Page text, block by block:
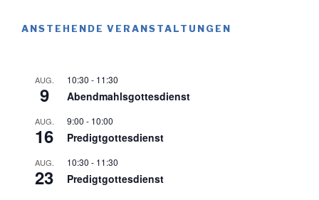
ANSTEHENDE VERANSTALTUNGEN
AUG.
9
10:30 - 11:30
Abendmahlsgottesdienst
AUG.
16
9:00 - 10:00
Predigtgottesdienst
AUG.
23
10:30 - 11:30
Predigtgottesdienst